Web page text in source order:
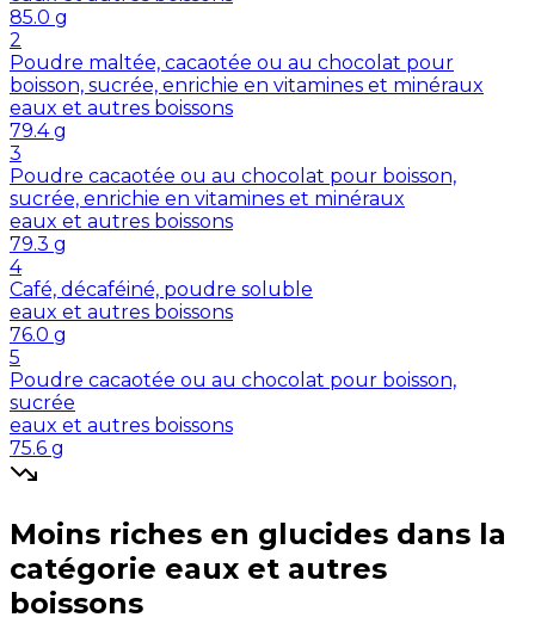
85.0 g
2
Poudre maltée, cacaotée ou au chocolat pour
boisson, sucrée, enrichie en vitamines et minéraux
eaux et autres boissons
79.4 g
3
Poudre cacaotée ou au chocolat pour boisson,
sucrée, enrichie en vitamines et minéraux
eaux et autres boissons
79.3 g
4
Café, décaféiné, poudre soluble
eaux et autres boissons
76.0 g
5
Poudre cacaotée ou au chocolat pour boisson,
sucrée
eaux et autres boissons
75.6 g
Moins riches en glucides dans la
catégorie eaux et autres
boissons